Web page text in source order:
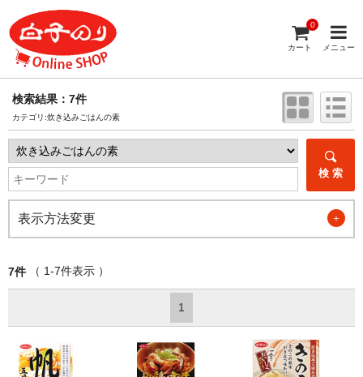
カート
0
メニュー
検索結果：7件
カテゴリ:炊き込みごはんの素
検 索
表示方法変更 ＋
7件 （ 1-7件表示 ）
1